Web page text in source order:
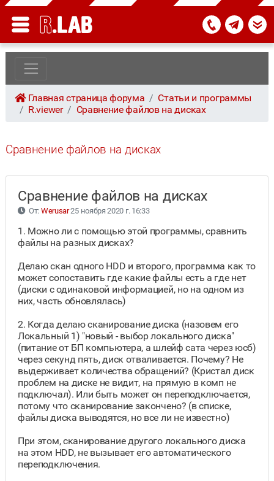
Главная страница форума
Статьи и программы
R.viewer
Сравнение файлов на дисках
Сравнение файлов на дисках
Сравнение файлов на дисках
От: Werusar25 ноября 2020 г. 16:33
1. Можно ли с помощью этой программы, сравнить
файлы на разных дисках?
Делаю скан одного HDD и второго, программа как то
может сопоставить где какие файлы есть а где нет
(диски с одинаковой информацией, но на одном из
них, часть обновлялась)
2. Когда делаю сканирование диска (назовем его
Локальный 1) "новый - выбор локального диска"
(питание от БП компьютера, а шлейф сата через юсб)
через секунд пять, диск отваливается. Почему? Не
выдерживает количества обращений? (Кристал диск
проблем на диске не видит, на прямую в комп не
подключал). Или быть может он переподключается,
потому что сканирование закончено? (в списке,
файлы диска выводятся, но все ли не известно)
При этом, сканирование другого локального диска
на этом HDD, не вызывает его автоматического
переподключения.